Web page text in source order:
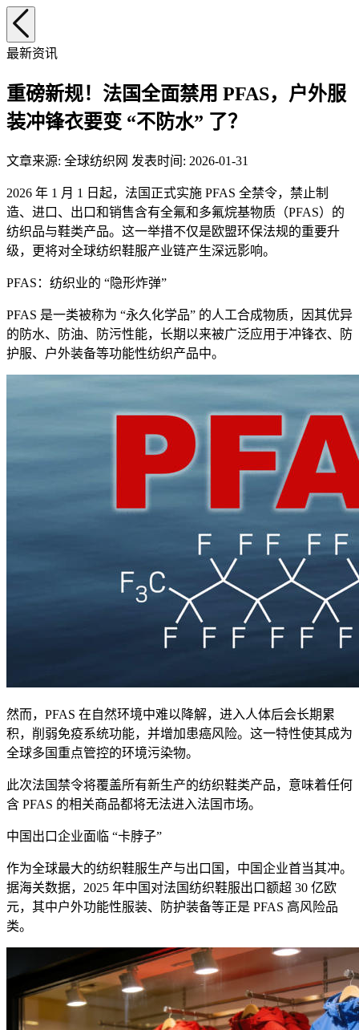
最新资讯
重磅新规！法国全面禁用 PFAS，户外服
装冲锋衣要变 “不防水” 了？
文章来源: 全球纺织网 发表时间: 2026-01-31
2026 年 1 月 1 日起，法国正式实施 PFAS 全禁令，禁止制
造、进口、出口和销售含有全氟和多氟烷基物质（PFAS）的
纺织品与鞋类产品。这一举措不仅是欧盟环保法规的重要升
级，更将对全球纺织鞋服产业链产生深远影响。
PFAS：纺织业的 “隐形炸弹”
PFAS 是一类被称为 “永久化学品” 的人工合成物质，因其优异
的防水、防油、防污性能，长期以来被广泛应用于冲锋衣、防
护服、户外装备等功能性纺织产品中。
然而，PFAS 在自然环境中难以降解，进入人体后会长期累
积，削弱免疫系统功能，并增加患癌风险。这一特性使其成为
全球多国重点管控的环境污染物。
此次法国禁令将覆盖所有新生产的纺织鞋类产品，意味着任何
含 PFAS 的相关商品都将无法进入法国市场。
中国出口企业面临 “卡脖子”
作为全球最大的纺织鞋服生产与出口国，中国企业首当其冲。
据海关数据，2025 年中国对法国纺织鞋服出口额超 30 亿欧
元，其中户外功能性服装、防护装备等正是 PFAS 高风险品
类。